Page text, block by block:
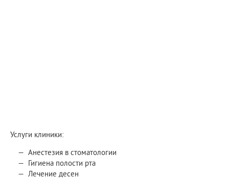
Услуги клиники:
Анестезия в стоматологии
Гигиена полости рта
Лечение десен